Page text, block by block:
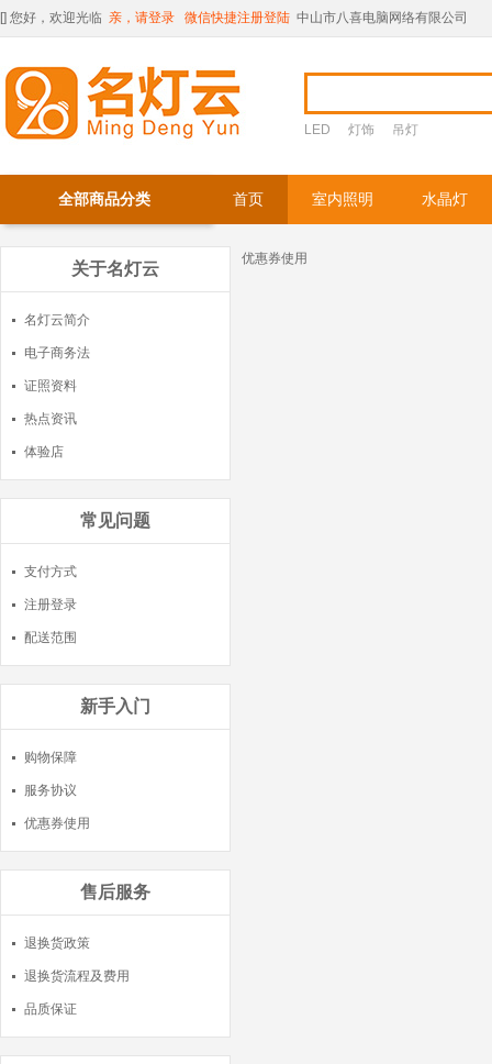
[] 您好，欢迎光临 亲，请登录 微信快捷注册登陆 中山市八喜电脑网络有限公司
LED 灯饰 吊灯
全部商品分类 首页 室内照明 水晶灯
关于名灯云
名灯云简介
电子商务法
证照资料
热点资讯
体验店
常见问题
支付方式
注册登录
配送范围
新手入门
购物保障
服务协议
优惠券使用
售后服务
退换货政策
退换货流程及费用
品质保证
优惠券使用